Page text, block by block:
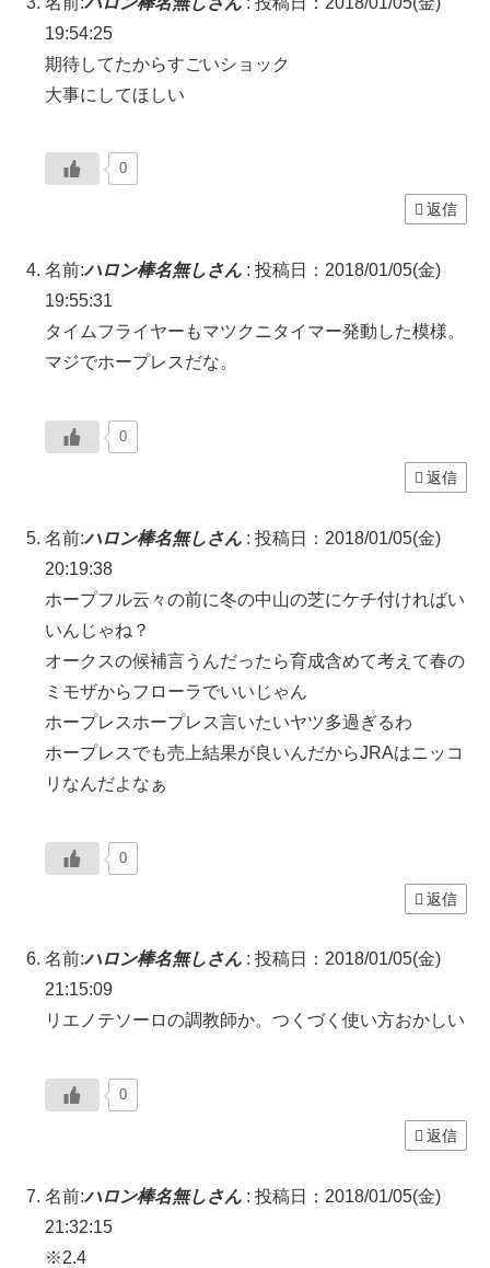
19:54:25
期待してたからすごいショック
大事にしてほしい
0
返信
名前:ハロン棒名無しさん : 投稿日：2018/01/05(金)
19:55:31
タイムフライヤーもマツクニタイマー発動した模様。
マジでホープレスだな。
0
返信
名前:ハロン棒名無しさん : 投稿日：2018/01/05(金)
20:19:38
ホープフル云々の前に冬の中山の芝にケチ付ければい
いんじゃね？
オークスの候補言うんだったら育成含めて考えて春の
ミモザからフローラでいいじゃん
ホープレスホープレス言いたいヤツ多過ぎるわ
ホープレスでも売上結果が良いんだからJRAはニッコ
リなんだよなぁ
0
返信
名前:ハロン棒名無しさん : 投稿日：2018/01/05(金)
21:15:09
リエノテソーロの調教師か。つくづく使い方おかしい
0
返信
名前:ハロン棒名無しさん : 投稿日：2018/01/05(金)
21:32:15
※2.4